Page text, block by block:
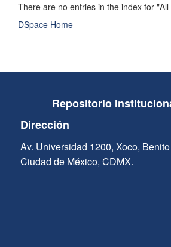
There are no entries in the index for "All
DSpace Home
Repositorio
Dirección
Av. Universidad 1200, Xoco,
Ciudad de México, CDMX.